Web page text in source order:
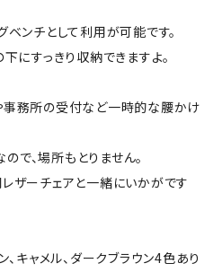
ンチとして利用が可能です。
にすっきり収納できますよ。
務所の受付など一時的な腰かけ
で、場所もとりません。
ザーチェアと一緒にいかがです
、キャメル、ダークブラウン4色あり